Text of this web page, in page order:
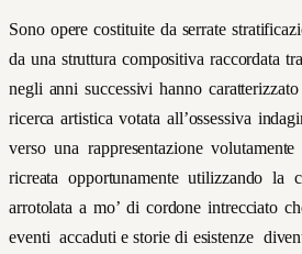
Sono opere costituite da serrate
da una struttura compositiva raccordata
negli anni successivi hanno
ricerca artistica votata all’ossessiva
verso una rappresentazione
ricreata opportunamenteutilizzando la
arrotolata a mo’ di cordone intrecciato
eventi accaduti e storie di esistenze